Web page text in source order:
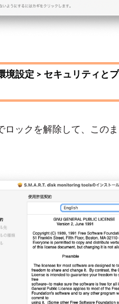
境設定 > セキュリティと
ロックを解除して、この